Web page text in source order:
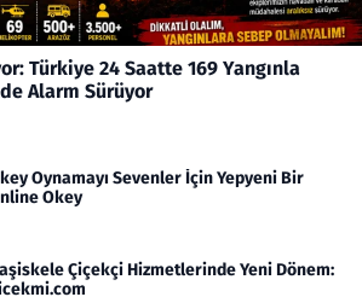
Türkiye 24 Saatte 169 Yangınla
Alarm Sürüyor
Oynamayı Sevenler İçin Yepyeni Bir
Okey
Çiçekçi Hizmetlerinde Yeni Dönem: